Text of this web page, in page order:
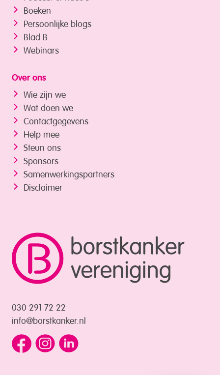
030 291 72 22
info@borstkanker.nl
Boeken
Persoonlijke blogs
Blad B
Webinars
Over ons
Wie zijn we
Wat doen we
Contactgegevens
Help mee
Steun ons
Sponsors
Samenwerkings­partners
Disclaimer